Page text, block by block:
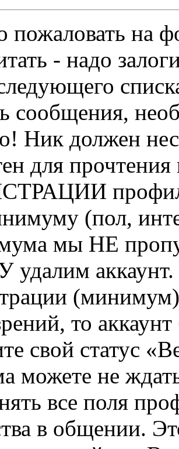
пожаловать на
- надо
сообщения,
Ник должен
для
профиль
(пол,
мы НЕ
удалим
то
свой статус
можете не
все поля
в общении.